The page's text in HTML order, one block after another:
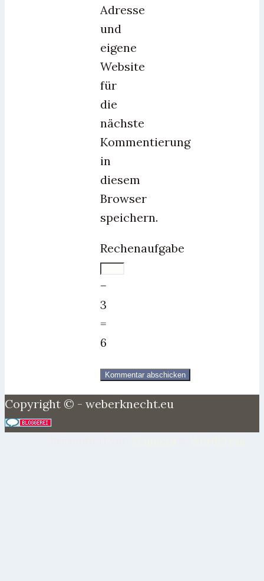
Adresse
und
eigene
Website
für
die
nächste
Kommentierung
in
diesem
Browser
speichern.
Rechenaufgabe
−
3
=
6
Copyright © - weberknecht.eu